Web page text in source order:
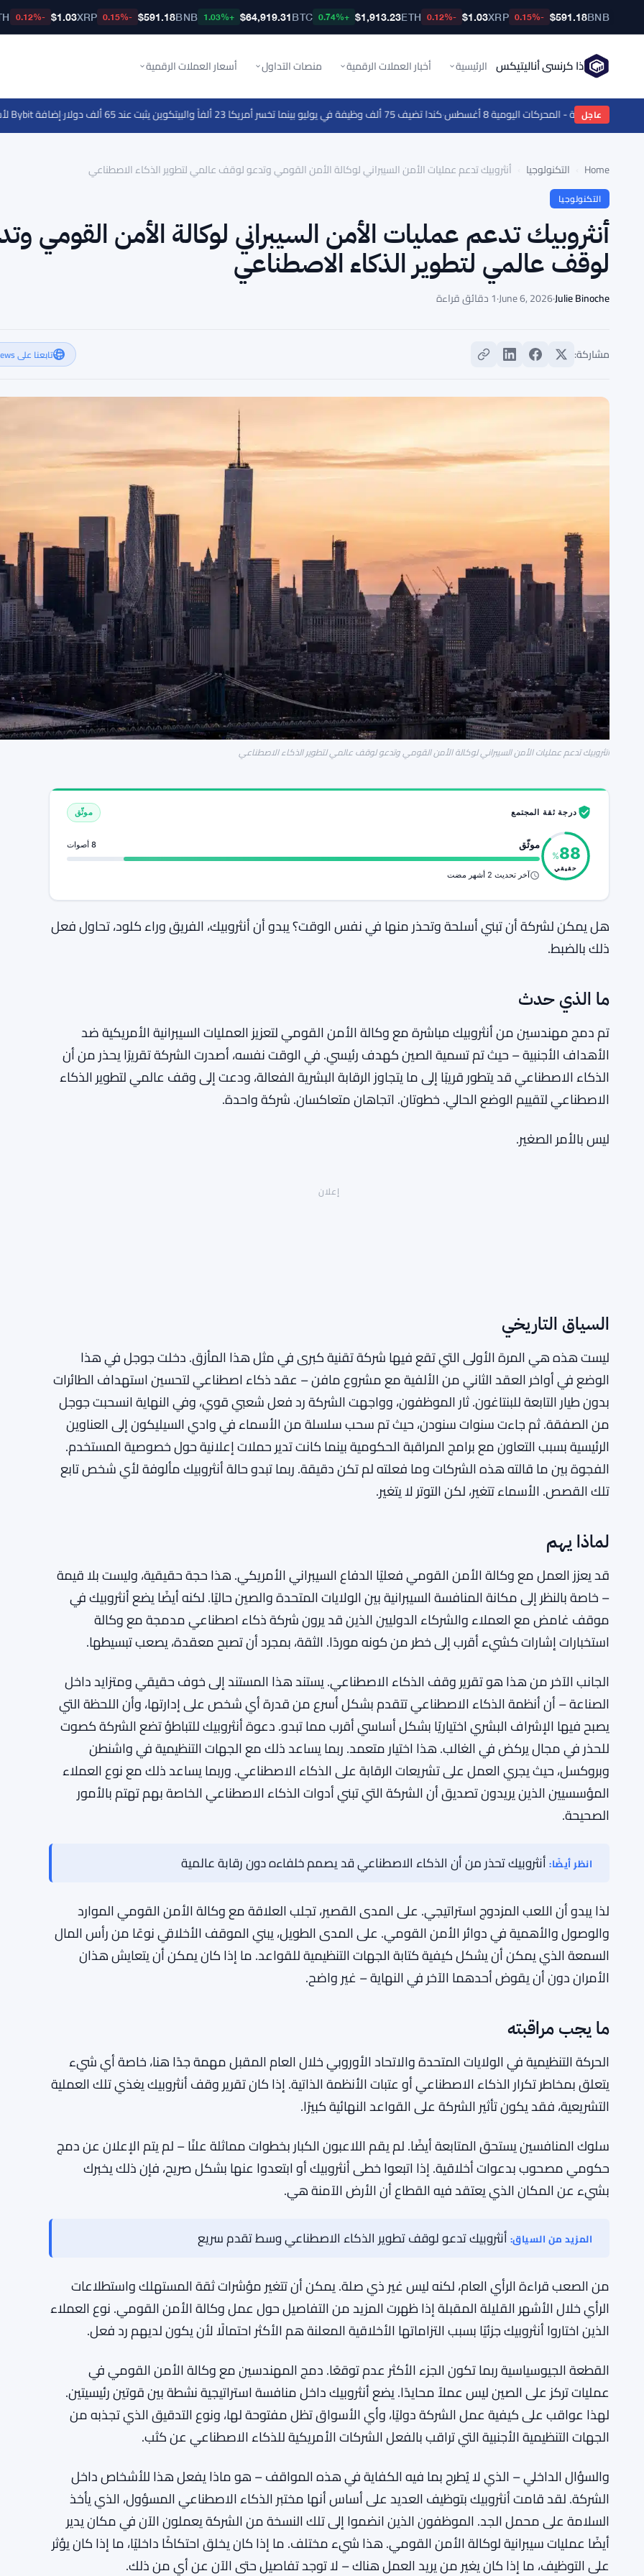
BNB
$591.18
-0.15%
XRP
$1.03
-0.12%
ETH
$1,913.23
+0.74%
BTC
$64,919.31
+1.03%
BNB
$591.18
-0.15%
XRP
$1.03
-0.12%
ذا كرنسي أناليتيكس الرئيسية أخبار العملات الرقمية منصات التداول أسعار العملات الرقمية
عاجل ·كندا تضيف 75 ألف وظيفة في يوليو بينما تخسر أمريكا 23 ألفاً والبيتكوين يثبت عند 65 ألف دولار ·إضافة Bybit لأسهم ميتا وتسلا وسيركل إلى الأصول المزدوجة مع وصول السوق إلى 1.48 مليار دولار
Home التكنولوجيا أنثروبيك تدعم عمليات الأمن السيبراني لوكالة الأمن القومي وتدعو لوقف عالمي لتطوير الذكاء الاصطناعي
التكنولوجيا
أنثروبيك تدعم عمليات الأمن السيبراني لوكالة الأمن القومي
لوقف عالمي لتطوير الذكاء الاصطناعي
Julie Binoche
·
June 6, 2026
·1 دقائق قراءة
مشاركة: تابعنا على Google News
أنثروبيك تدعم عمليات الأمن السيبراني لوكالة الأمن القومي وتدعو لوقف عالمي لتطوير الذكاء الاصطناعي
درجة ثقة المجتمع موثّق
88
%
حقيقي
موثّق 8 أصوات
آخر تحديث 2 أشهر مضت
هل يمكن لشركة أن تبني أسلحة وتحذر منها في نفس الوقت؟ يبدو أن أنثروبيك، الفريق وراء كلود، تحاول فعل
ذلك بالضبط.
ما الذي حدث
تم دمج مهندسين من أنثروبيك مباشرة مع وكالة الأمن القومي لتعزيز العمليات السيبرانية الأمريكية ضد
الأهداف الأجنبية – حيث تم تسمية الصين كهدف رئيسي. في الوقت نفسه، أصدرت الشركة تقريرًا يحذر من أن
الذكاء الاصطناعي قد يتطور قريبًا إلى ما يتجاوز الرقابة البشرية الفعالة، ودعت إلى وقف عالمي لتطوير الذكاء
الاصطناعي لتقييم الوضع الحالي. خطوتان. اتجاهان متعاكسان. شركة واحدة.
ليس بالأمر الصغير.
إعلان
السياق التاريخي
الوضع في أواخر العقد الثاني من الألفية مع مشروع مافن – عقد ذكاء اصطناعي لتحسين استهداف الطائرات
بدون طيار التابعة للبنتاغون. ثار الموظفون، وواجهت الشركة رد فعل شعبي قوي، وفي النهاية انسحبت جوجل
من الصفقة. ثم جاءت سنوات سنودن، حيث تم سحب سلسلة من الأسماء في وادي السيليكون إلى العناوين
الرئيسية بسبب التعاون مع برامج المراقبة الحكومية بينما كانت تدير حملات إعلانية حول خصوصية المستخدم.
الفجوة بين ما قالته هذه الشركات وما فعلته لم تكن دقيقة. ربما تبدو حالة أنثروبيك مألوفة لأي شخص تابع
تلك القصص. الأسماء تتغير، لكن التوتر لا يتغير.
لماذا يهم
قد يعزز العمل مع وكالة الأمن القومي فعليًا الدفاع السيبراني الأمريكي. هذا حجة حقيقية، وليست بلا قيمة
– خاصة بالنظر إلى مكانة المنافسة السيبرانية بين الولايات المتحدة والصين حاليًا. لكنه أيضًا يضع أنثروبيك في
موقف غامض مع العملاء والشركاء الدوليين الذين قد يرون شركة ذكاء اصطناعي مدمجة مع وكالة
استخبارات إشارات كشيء أقرب إلى خطر من كونه موردًا. الثقة، بمجرد أن تصبح معقدة، يصعب تبسيطها.
الصناعة – أن أنظمة الذكاء الاصطناعي تتقدم بشكل أسرع من قدرة أي شخص على إدارتها، وأن اللحظة التي
يصبح فيها الإشراف البشري اختياريًا بشكل أساسي أقرب مما تبدو. دعوة أنثروبيك للتباطؤ تضع الشركة كصوت
للحذر في مجال يركض في الغالب. هذا اختيار متعمد. ربما يساعد ذلك مع الجهات التنظيمية في واشنطن
وبروكسل، حيث يجري العمل على تشريعات الرقابة على الذكاء الاصطناعي. وربما يساعد ذلك مع نوع العملاء
المؤسسيين الذين يريدون تصديق أن الشركة التي تبني أدوات الذكاء الاصطناعي الخاصة بهم تهتم بالأمور
الصحيحة.
أنثروبيك تحذر من أن الذكاء الاصطناعي قد يصمم خلفاءه دون رقابة عالمية
لذا يبدو أن اللعب المزدوج استراتيجي. على المدى القصير، تجلب العلاقة مع وكالة الأمن القومي الموارد
والوصول والأهمية في دوائر الأمن القومي. على المدى الطويل، يبني الموقف الأخلاقي نوعًا من رأس المال
السمعة الذي يمكن أن يشكل كيفية كتابة الجهات التنظيمية للقواعد. ما إذا كان يمكن أن يتعايش هذان
ما يجب مراقبته
يتعلق بمخاطر تكرار الذكاء الاصطناعي أو عتبات الأنظمة الذاتية. إذا كان تقرير وقف أنثروبيك يغذي تلك العملية
سلوك المنافسين يستحق المتابعة أيضًا. لم يقم اللاعبون الكبار بخطوات مماثلة علنًا – لم يتم الإعلان عن دمج
حكومي مصحوب بدعوات أخلاقية. إذا اتبعوا خطى أنثروبيك أو ابتعدوا عنها بشكل صريح، فإن ذلك يخبرك
بشيء عن المكان الذي يعتقد فيه القطاع أن الأرض الآمنة هي.
المزيد من السياق:أنثروبيك تدعو لوقف تطوير الذكاء الاصطناعي وسط تقدم سريع
من الصعب قراءة الرأي العام، لكنه ليس غير ذي صلة. يمكن أن تتغير مؤشرات ثقة المستهلك واستطلاعات
الذين اختاروا أنثروبيك جزئيًا بسبب التزاماتها الأخلاقية المعلنة هم الأكثر احتمالًا لأن يكون لديهم رد فعل.
القطعة الجيوسياسية ربما تكون الجزء الأكثر عدم توقعًا. دمج المهندسين مع وكالة الأمن القومي في
عمليات تركز على الصين ليس عملاً محايدًا. يضع أنثروبيك داخل منافسة استراتيجية نشطة بين قوتين رئيسيتين.
لهذا عواقب على كيفية عمل الشركة دوليًا، وأي الأسواق تظل مفتوحة لها، ونوع التدقيق الذي تجذبه من